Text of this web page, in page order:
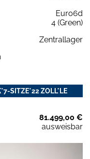
Euro6d
4 (Green)
Zentrallager
SITZE*22 ZOLL*LE
81.499,00 €
ausweisbar